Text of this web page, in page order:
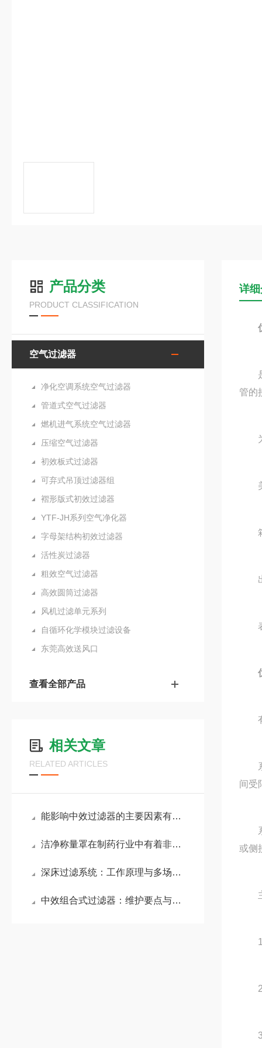
产品分类
PRODUCT CLASSIFICATION
空气过滤器
净化空调系统空气过滤器
管道式空气过滤器
燃机进气系统空气过滤器
压缩空气过滤器
初效板式过滤器
可弃式吊顶过滤器组
褶形版式初效过滤器
YTF-JH系列空气净化器
字母架结构初效过滤器
活性炭过滤器
粗效空气过滤器
高效圆筒过滤器
风机过滤单元系列
自循环化学模块过滤设备
东莞高效送风口
查看全部产品
相关文章
RELATED ARTICLES
能影响中效过滤器的主要因素有以下几点？
洁净称量罩在制药行业中有着非常重要地位
深床过滤系统：工作原理与多场景应用
中效组合式过滤器：维护要点与效能保障
详
是
管的
为
美
箱
出
表
有Ⅰ
系
间受
系
或侧
主
1.
2.
3.